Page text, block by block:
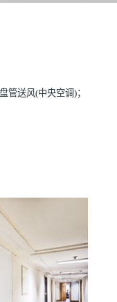
管送风(中央空调)；